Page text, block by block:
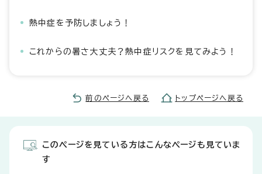
熱中症を予防しましょう！
これからの暑さ大丈夫？熱中症リスクを見てみよう！
前のページへ戻る トップページへ戻る
このページを見ている方はこんなページも見ていま
す